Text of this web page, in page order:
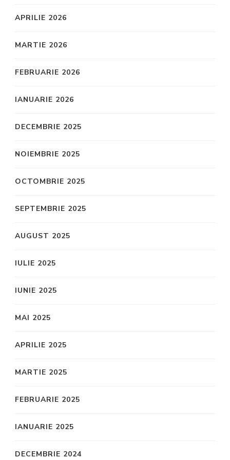
APRILIE 2026
MARTIE 2026
FEBRUARIE 2026
IANUARIE 2026
DECEMBRIE 2025
NOIEMBRIE 2025
OCTOMBRIE 2025
SEPTEMBRIE 2025
AUGUST 2025
IULIE 2025
IUNIE 2025
MAI 2025
APRILIE 2025
MARTIE 2025
FEBRUARIE 2025
IANUARIE 2025
DECEMBRIE 2024